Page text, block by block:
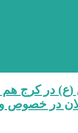
(ع) در کرج
در خصوص